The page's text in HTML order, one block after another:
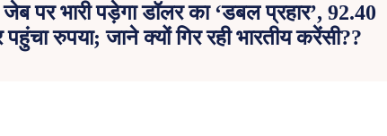
पर भारी पड़ेगा डॉलर का ‘डबल प्रहार’, 92.40
पहुंचा रुपया; जाने क्यों गिर रही भारतीय करेंसी??